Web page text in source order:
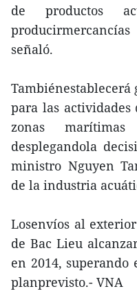
de productos
señaló.
Tambiénestablecerá
para las actividades
zonas
desplegandola
ministro Nguyen
de la industria
Losenvíos al
de Bac Lieu
en 2014,
planprevisto.- VNA